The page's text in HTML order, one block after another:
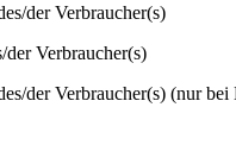
der Verbraucher(s)
Verbraucher(s)
der Verbraucher(s) (nur